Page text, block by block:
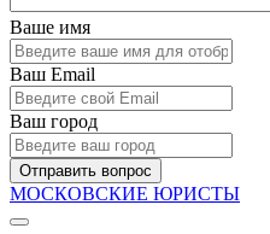
Ваше имя
Ваш Email
Ваш город
Отправить вопрос
МОСКОВСКИЕ ЮРИСТЫ